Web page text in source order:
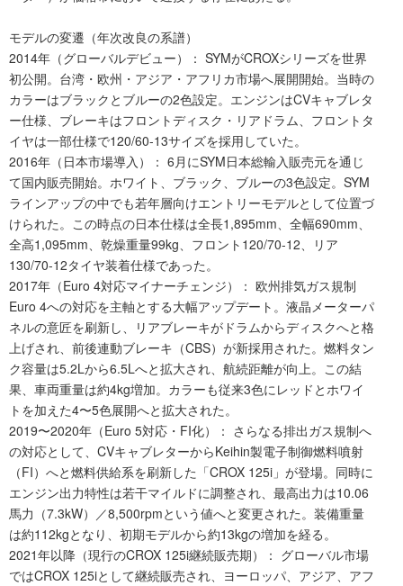
モデルの変遷（年次改良の系譜）
2014年（グローバルデビュー）： SYMがCROXシリーズを世界
初公開。台湾・欧州・アジア・アフリカ市場へ展開開始。当時の
カラーはブラックとブルーの2色設定。エンジンはCVキャブレタ
ー仕様、ブレーキはフロントディスク・リアドラム、フロントタ
イヤは一部仕様で120/60-13サイズを採用していた。
2016年（日本市場導入）： 6月にSYM日本総輸入販売元を通じ
て国内販売開始。ホワイト、ブラック、ブルーの3色設定。SYM
ラインアップの中でも若年層向けエントリーモデルとして位置づ
けられた。この時点の日本仕様は全長1,895mm、全幅690mm、
全高1,095mm、乾燥重量99kg、フロント120/70-12、リア
130/70-12タイヤ装着仕様であった。
2017年（Euro 4対応マイナーチェンジ）： 欧州排気ガス規制
Euro 4への対応を主軸とする大幅アップデート。液晶メーターパ
ネルの意匠を刷新し、リアブレーキがドラムからディスクへと格
上げされ、前後連動ブレーキ（CBS）が新採用された。燃料タン
ク容量は5.2Lから6.5Lへと拡大され、航続距離が向上。この結
果、車両重量は約4kg増加。カラーも従来3色にレッドとホワイ
トを加えた4〜5色展開へと拡大された。
2019〜2020年（Euro 5対応・FI化）： さらなる排出ガス規制へ
の対応として、CVキャブレターからKeihin製電子制御燃料噴射
（FI）へと燃料供給系を刷新した「CROX 125i」が登場。同時に
エンジン出力特性は若干マイルドに調整され、最高出力は10.06
馬力（7.3kW）／8,500rpmという値へと変更された。装備重量
は約112kgとなり、初期モデルから約13kgの増加を経る。
2021年以降（現行のCROX 125i継続販売期）： グローバル市場
ではCROX 125iとして継続販売され、ヨーロッパ、アジア、アフ